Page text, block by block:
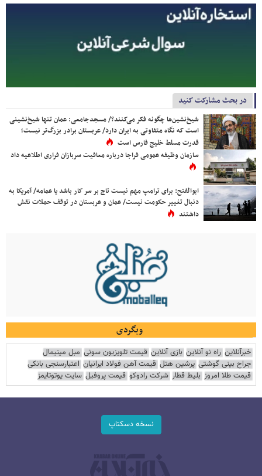
در بحث مشارکت کنید
شیخ‌نشین‌ها چگونه فکر می‌کنند؟/ مسجدجامعی: عمان تنها شیخ‌نشینی
است که نگاه متفاوتی به ایران دارد/ عربستان برادر بزرگ‌تر نیست؛
قدرت مسلط خلیج فارس است
سازمان وظیفه عمومی فراجا درباره معافیت سربازان فراری اطلاعیه داد
ابوالفتح: برای ترامپ مهم نیست تاج بر سر کار باشد یا عمامه/ آمریکا به
دنبال تغییر حکومت نیست/ عمان و عربستان در توقف حملات نقش
داشتند
وبگردی
خبرآنلاین راه نو آنلاین بازی آنلاین قیمت تلویزیون سونی مبل مینیمال
جراح بینی گوشتی پرشین هتل قیمت آهن فولاد ایرانیان اعتبارسنجی بانکی
قیمت طلا امروز بلیط قطار شرکت رادوکو قیمت پروفیل سایت یوتوتایمز
نسخه دسکتاپ